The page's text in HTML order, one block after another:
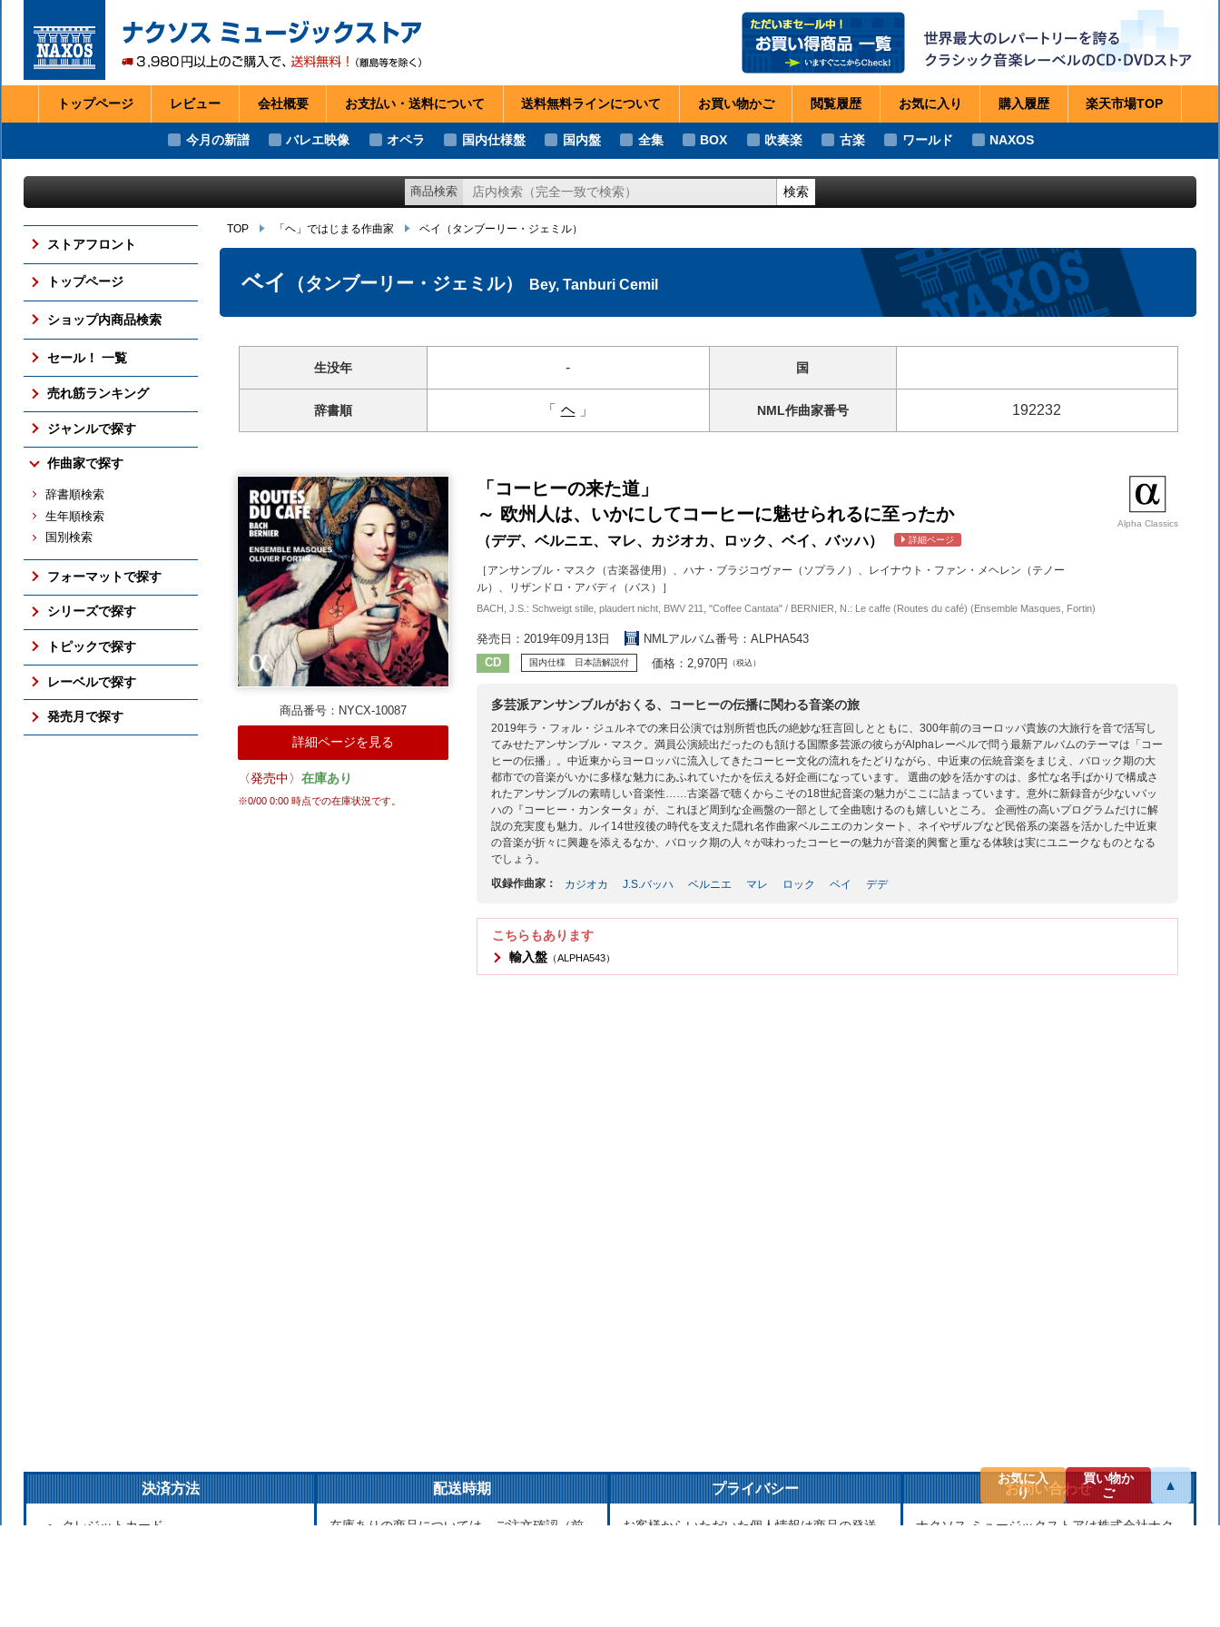
トップページ レビュー 会社概要 お支払い・送料について 送料無料ラインについて お買い物かご 閲覧履歴 お気に 入り 購入履歴 楽天市場TOP
今月の新譜 バレエ映像 オペラ 国内仕様盤 国内盤 全集 BOX 吹奏楽 古楽 ワールド NAXOS
商品検索 検索
ストアフロント
トップページ
ショップ内商品検索
セール！ 一覧
売れ筋ランキング
売れ筋の新譜
売れ筋のCD
売れ筋の映像メディア
売れ筋の交響曲
売れ筋のバレエ（映像）
売れ筋のピアノ
総合（上位300件）
予約ランキング
すべての売れ筋ランキング
ジャンルで探す
交響曲
協奏曲
室内楽曲
ピアノ曲
オペラ
吹奏楽
すべてのジャンル
作曲家で探す
辞書順検索
生年順検索
国別検索
フォーマットで探す
ボックス・セット
SACD
DVD / Blu-ray
フォーマットのTOP
シリーズで探す
アメリカン・クラシックス
ナクソス・ヒストリカル
期待の新進演奏家
シリーズのTOP
トピックで探す
さまざまな全集
国内仕様輸入盤
国内レーベル盤
レーベルで探す
NAXOS
ORFEO
発売月で探す
TOP 「ヘ」ではじまる作曲家 ベイ （タンブーリー・ジェミル）
ベイ （タンブーリー・ジェミル） Bey, Tanburi Cemil
生没年 - 国
辞書順 「 ヘ 」 NML作曲家番号 192232
Alpha Classics
商品番号：NYCX-10087
詳細ページを見る
〈発売中〉在庫あり
※0/00 0:00 時点での在庫状況です。
「コーヒーの来た道」
～ 欧州人は、いかにしてコーヒーに魅せられるに至ったか
（デデ、ベルニエ、マレ、カジオカ、ロック、ベイ、バッハ） 詳細ページ
［アンサンブル・マスク（古楽器使用）、ハナ・ブラジコヴァー（ソプラノ）、レイナウト・ファン・メヘレン（テノー
ル）、リザンドロ・アバディ（バス）］
BACH, J.S.: Schweigt stille, plaudert nicht, BWV 211, "Coffee Cantata" / BERNIER, N.: Le caffe (Routes du café) (Ensemble Masques, Fortin)
発売日：2019年09月13日
NMLアルバム番号：ALPHA543
CD
国内仕様 日本語解説付 価格：2,970円 （税込）
多芸派アンサンブルがおくる、コーヒーの伝播に関わる音楽の旅
2019年ラ・フォル・ジュルネでの来日公演では別所哲也氏の絶妙な狂言回しとともに、300年前のヨーロッパ貴族の大旅行を音で活写し
てみせたアンサンブル・マスク。満員公演続出だったのも頷ける国際多芸派の彼らがAlphaレーベルで問う最新アルバムのテーマは「コー
ヒーの伝播」。中近東からヨーロッパに流入してきたコーヒー文化の流れをたどりながら、中近東の伝統音楽をまじえ、バロック期の大
都市での音楽がいかに多様な魅力にあふれていたかを伝える好企画になっています。 選曲の妙を活かすのは、多忙な名手ばかりで構成さ
れたアンサンブルの素晴しい音楽性……古楽器で聴くからこその18世紀音楽の魅力がここに詰まっています。意外に新録音が少ないバッ
ハの『コーヒー・カンタータ』が、これほど周到な企画盤の一部として全曲聴けるのも嬉しいところ。 企画性の高いプログラムだけに解
説の充実度も魅力。ルイ14世歿後の時代を支えた隠れ名作曲家ベルニエのカンタート、ネイやザルブなど民俗系の楽器を活かした中近東
の音楽が折々に興趣を添えるなか、バロック期の人々が味わったコーヒーの魅力が音楽的興奮と重なる体験は実にユニークなものとなる
でしょう。
収録作曲家：
カジオカ J.S.バッハ ベルニエ マレ ロック ベイ デデ
こちらもあります
輸入盤（ALPHA543）
決済方法
クレジットカード
配送時期
在庫ありの商品については、ご注文確認（前
プライバシー
お客様からいただいた個人情報は商品の発送
お問い合わせ
ナクソス ミュージックストアは株式会社ナク
お気に入
り
買い物か
ご
▲